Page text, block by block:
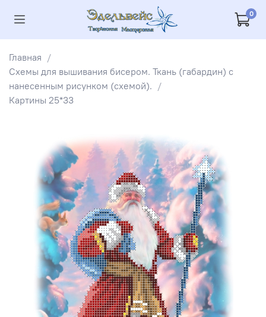
0
Главная
Схемы для вышивания бисером. Ткань (габардин) с
нанесенным рисунком (схемой).
Картины 25*33